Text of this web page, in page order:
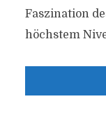
Faszination
höchstem